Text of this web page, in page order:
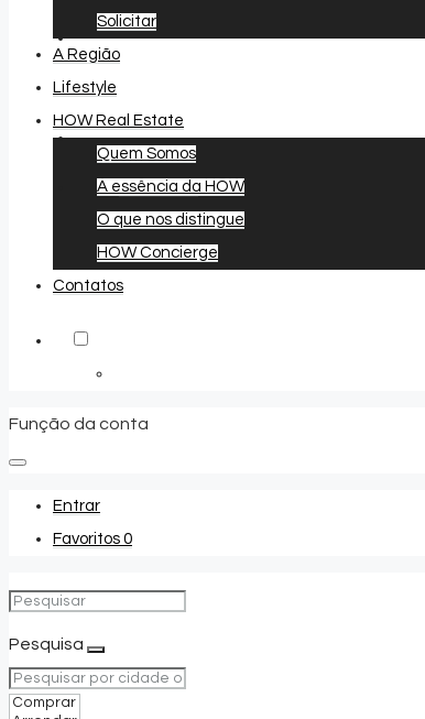
Favoritos0
Solicitar
A Região
Lifestyle
HOW Real Estate
Quem Somos
A essência da HOW
O que nos distingue
HOW Concierge
Contatos
Função da conta
Entrar
Favoritos 0
Pesquisa